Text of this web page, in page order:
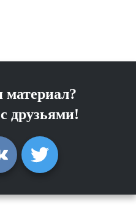
материал?
друзьями!